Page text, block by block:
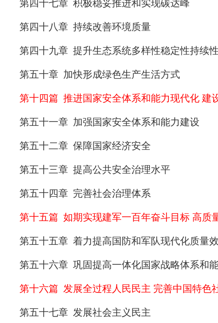
第四十七章 积极稳妥推进和实现碳达峰
第四十八章 持续改善环境质量
第四十九章 提升生态系统多样性稳定性持续
第五十章 加快形成绿色生产生活方式
第十四篇 推进国家安全体系和能力现代化 建
第五十一章 加强国家安全体系和能力建设
第五十二章 保障国家经济安全
第五十三章 提高公共安全治理水平
第五十四章 完善社会治理体系
第十五篇 如期实现建军一百年奋斗目标 高质
第五十五章 着力提高国防和军队现代化质量
第五十六章 巩固提高一体化国家战略体系和
第十六篇 发展全过程人民民主 完善中国特色
第五十七章 发展社会主义民主